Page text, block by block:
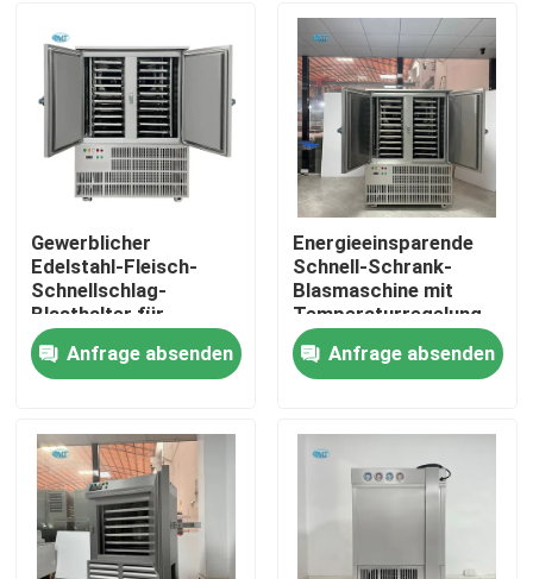
VR-Show
Über uns
Werksbesichtigung
Qualitätskontrolle
Kontakt mit uns
Röhreisenmaschine
große Kubik-Eismaschine
Gewerblicher
Edelstahl-Fleisch-
Schnellschlag-
Blasthalter für
schnelle Abkühlung
und einfache
Bedienung
Anfrage absenden
Energieeinsparende
Schnell-Schrank-
Blasmaschine mit
Temperaturregelung
von -40 °C bis 0 °C
Anfrage absenden